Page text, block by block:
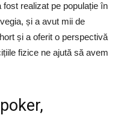
realizat pe populație în
și a avut mii de
și a oferit o perspectivă
fizice ne ajută să avem